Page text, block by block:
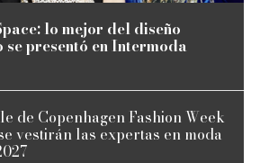
lo mejor del diseño
se presentó en Intermoda
de Copenhagen Fashion Week
vestirán las expertas en moda